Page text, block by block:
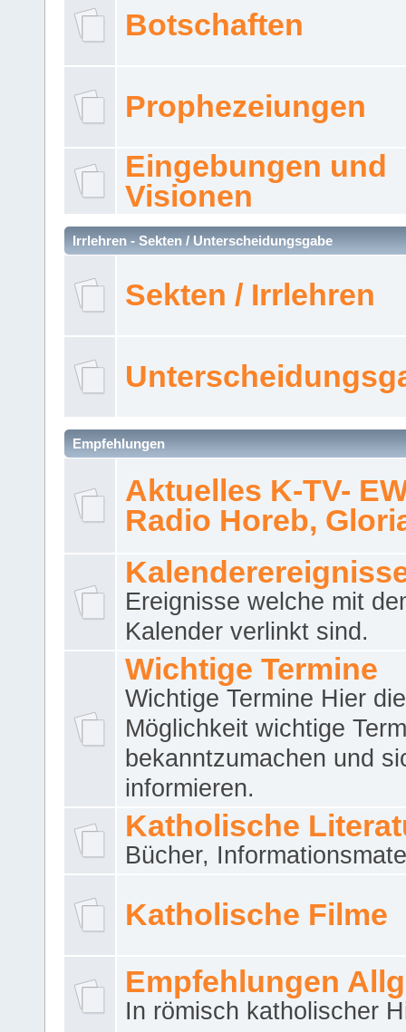
Botschaften
Prophezeiungen
Eingebungen und
Visionen
Irrlehren - Sekten / Unterscheidungsgabe
Sekten / Irrlehren
Empfehlungen
Aktuelles K-TV-
Radio Horeb,
Ereignisse welche mit
Kalender verlinkt sind.
Wichtige Termine
Wichtige Termine Hier die
Möglichkeit wichtige
bekanntzumachen und
informieren.
Katholische
Bücher,
Katholische Filme
Empfehlungen
In römisch katholischer